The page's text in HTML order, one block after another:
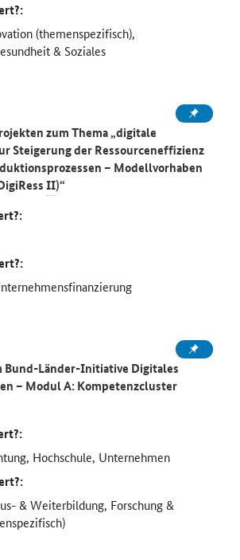
(themenspezifisch),
& Soziales
zum Thema „digitale
Steigerung der Ressourceneffizienz
– Modellvorhaben
II)“
Bund-Länder-Initiative Digitales
– Modul A: Kompetenzcluster
Hochschule, Unternehmen
& Weiterbildung, Forschung &